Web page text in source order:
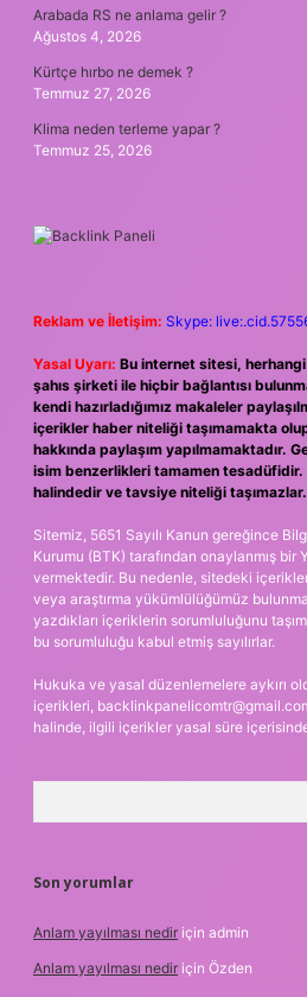
Arabada RS ne anlama gelir ?
Ağustos 4, 2026
Kürtçe hırbo ne demek ?
Temmuz 27, 2026
Klima neden terleme yapar ?
Temmuz 25, 2026
Reklam ve İletişim: Skype:
Yasal Uyarı: Bu internet sitesi,
şahıs şirketi ile hiçbir bağlantısı
kendi hazırladığımız makaleler
içerikler haber niteliği taşımamakta
hakkında paylaşım yapılmamaktadır.
isim benzerlikleri tamamen
halindedir ve tavsiye niteliği taşımazlar.
Sitemiz, 5651 Sayılı Kanun gereğince
Kurumu (BTK) tarafından onaylanmış bir
vermektedir. Bu nedenle, sitedeki
veya araştırma yükümlülüğümüz
yazdıkları içeriklerin sorumluluğunu
bu sorumluluğu kabul etmiş sayılırlar.
Hukuka ve yasal düzenlemelere aykırı
içerikleri,
halinde, ilgili içerikler yasal süre
Son yorumlar
Anlam yayılması nedir için admin
Anlam yayılması nedir için Özden